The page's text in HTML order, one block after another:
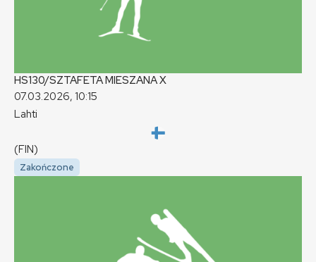
HS130/SZTAFETA MIESZANAX
07.03.2026, 10:15
Lahti
(FIN)
Zakończone